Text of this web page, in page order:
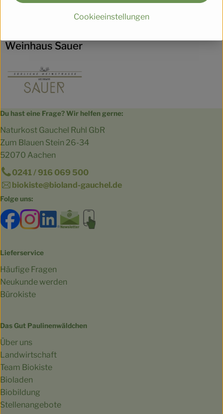
Hersteller: Weingut Sauer
Weinhaus Sauer
Du hast eine Frage? Wir helfen gerne:
Naturkost Gauchel Ruhl GbR
Zum Blauen Stein 26-34
52070 Aachen
0241 / 916 069 500
biokiste@bioland-gauchel.de
Folge uns:
Externer Link zu https://www.facebook.com/
Externer Link zu https://www.instagram.com/
Externer Link zu https://
Externer Link zu https://
Lieferservice
Häufige Fragen
Neukunde werden
Bürokiste
Das Gut Paulinenwäldchen
Über uns
Landwirtschaft
Team Biokiste
Bioladen
Biobildung
Stellenangebote
Cookieeinstellungen